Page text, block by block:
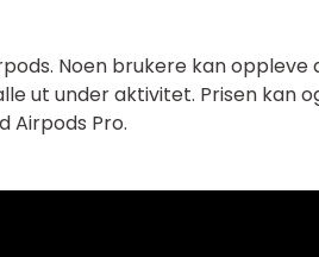
Noen brukere kan oppleve
ut under aktivitet. Prisen kan
Airpods Pro.